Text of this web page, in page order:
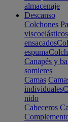
almacenaje
Descanso
Colchones
viscoelásticos
ensacados
espuma
Canapés y
somieres
Camas
individuales
nido
Cabeceros